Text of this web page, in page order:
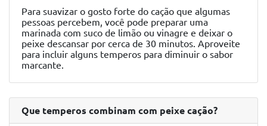
Para suavizar o gosto forte do cação que algumas
pessoas percebem, você pode preparar uma
marinada com suco de limão ou vinagre e deixar o
peixe descansar por cerca de 30 minutos. Aproveite
para incluir alguns temperos para diminuir o sabor
marcante.
Que temperos combinam com peixe cação?